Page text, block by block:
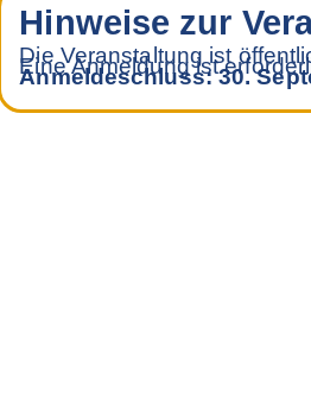
Hinweise zur
Die Veranstaltung ist
Eine Anmeldung ist
Anmeldeschluss: 30.